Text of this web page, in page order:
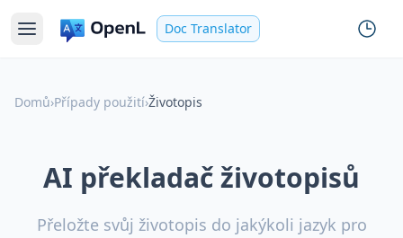
Doc Translator
Domů›Případy použití›Životopis
AI překladač životopisů
Přeložte svůj životopis do jakýkoli jazyk pro